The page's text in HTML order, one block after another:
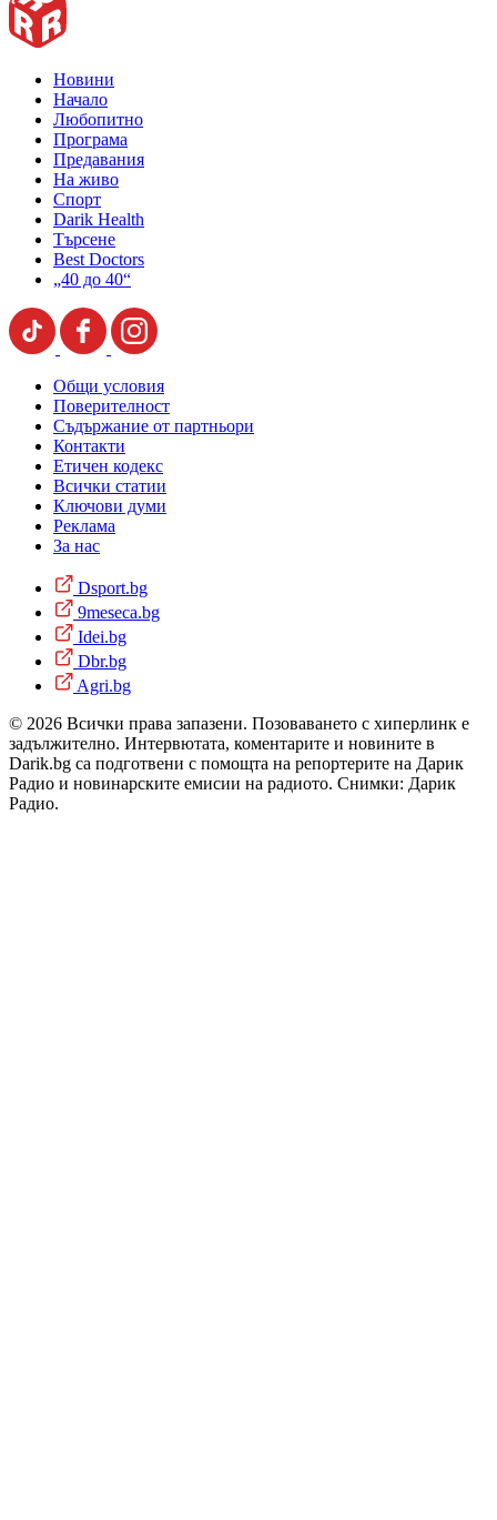
Новини
Начало
Любопитно
Програма
Предавания
На живо
Спорт
Darik Health
Търсене
Best Doctors
„40 до 40“
Общи условия
Поверителност
Съдържание от партньори
Контакти
Етичен кодекс
Всички статии
Ключови думи
Реклама
За нас
Dsport.bg
9meseca.bg
Idei.bg
Dbr.bg
Agri.bg
© 2026 Всички права запазени. Позоваването с хиперлинк е
задължително. Интервютата, коментарите и новините в
Darik.bg са подготвени с помощта на репортерите на Дарик
Радио и новинарските емисии на радиото. Снимки: Дарик
Радио.